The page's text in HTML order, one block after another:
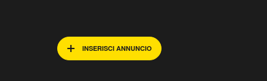
INSERISCI ANNUNCIO